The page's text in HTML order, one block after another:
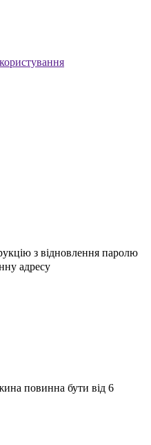
з відновлення паролю
адресу
повинна бути від 6